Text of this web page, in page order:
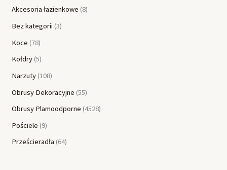
Akcesoria łazienkowe 8
Bez kategorii 3
Koce 78
Kołdry 5
Narzuty 108
Obrusy Dekoracyjne 55
Obrusy Plamoodporne 4528
Pościele 9
Prześcieradła 64